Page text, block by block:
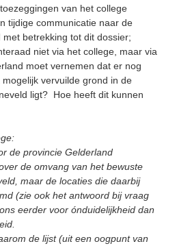
van het college
tijdige communicatie naar de
betrekking tot dit dossier;
niet via het college, maar via
moet vernemen dat er nog
vervuilde grond in de
ligt? Hoe heeft dit kunnen
de provincie Gelderland
de omvang van het bewuste
maar de locaties die daarbij
(zie ook het antwoord bij vraag
eerder voor ónduidelijkheid dan
de lijst (uit een oogpunt van